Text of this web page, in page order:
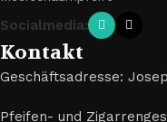
Socialmedia:
Kontakt
Geschäftsadresse:
Pfeifen- und